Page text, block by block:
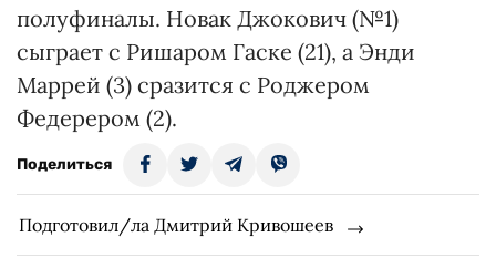
полуфиналы. Новак Джокович (№1)
сыграет с Ришаром Гаске (21), а Энди
Маррей (3) сразится с Роджером
Федерером (2).
Поделиться
Подготовил/ла Дмитрий Кривошеев